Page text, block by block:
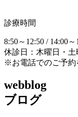
診療時間
8:50～12:50 / 14:00～
休診日：木曜日・
※お電話でのご予約
webblog
ブログ